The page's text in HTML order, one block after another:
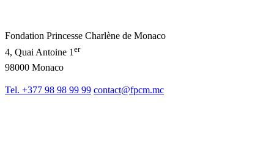
Fondation Princesse Charlène de Monaco
4, Quai Antoine 1er
98000 Monaco
Tel. +377 98 98 99 99 contact@fpcm.mc